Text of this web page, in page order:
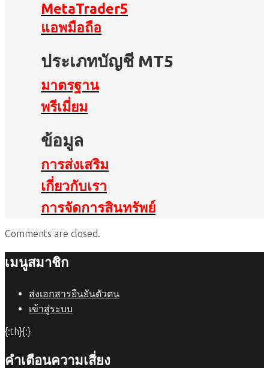
MetaTrader5
แอพมือถือ
ประเภทบัญชี MT5
มาตรฐาน
พรีเมี่ยม
ข้อมูล
การส่งเสริม
เกี่ยวกับเรา
การจัดการสินทรัพย์
Comments are closed.
เมนูสมาชิก
ส่งเอกสารยืนยันตัวตน
เข้าสู่ระบบ
{:th}{:}
คำเตือนความเสี่ยง